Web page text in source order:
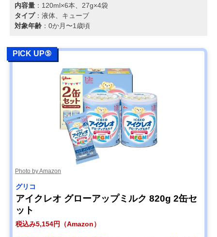
内容量 ：120ml×6本、27g×4袋
タイプ：液体、キューブ
対象年齢 ：0か月〜1歳頃
PICK UP⑤
Photo by Amazon
グリコ
アイクレオ グローアップミルク 820g 2缶セ
ット
税込み5,154円（Amazon）